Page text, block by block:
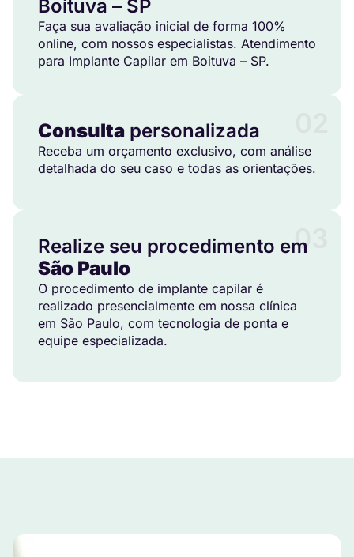
Boituva – SP
Faça sua avaliação inicial de forma 100%
online, com nossos especialistas. Atendimento
para Implante Capilar em Boituva – SP.
Consulta personalizada
Receba um orçamento exclusivo, com análise
detalhada do seu caso e todas as orientações.
03
Realize seu procedimento em
São Paulo
O procedimento de implante capilar é
realizado presencialmente em nossa clínica
em São Paulo, com tecnologia de ponta e
equipe especializada.